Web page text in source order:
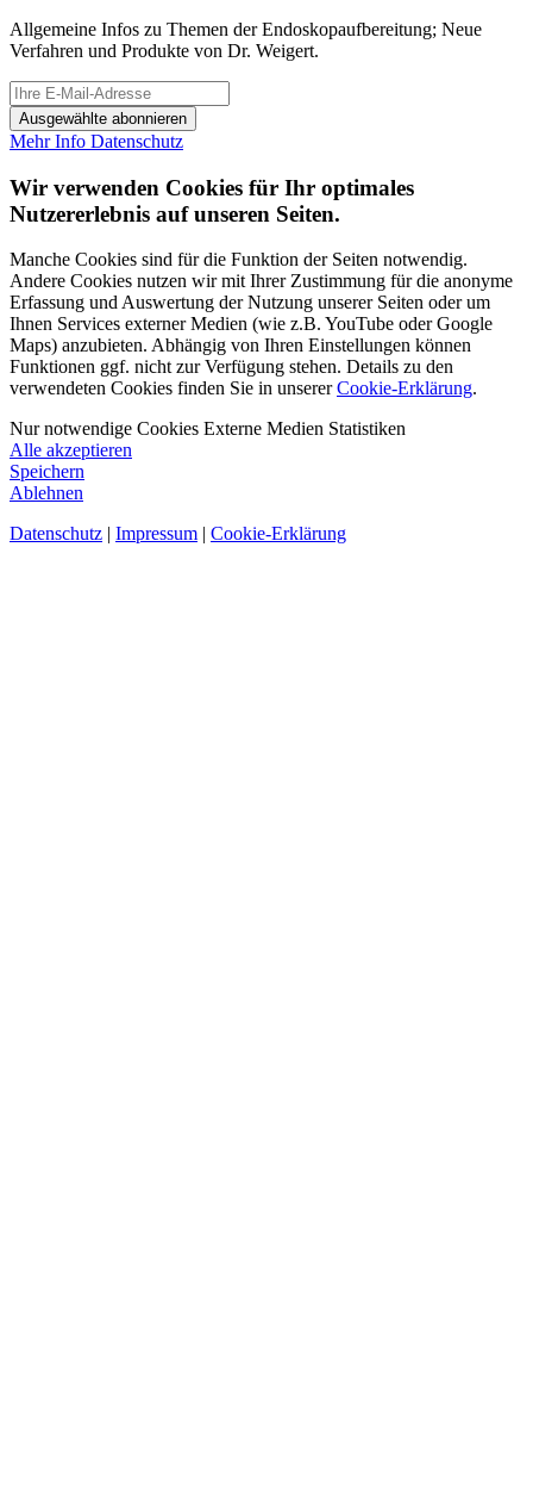
Allgemeine Infos zu Themen der Endoskopaufbereitung; Neue
Verfahren und Produkte von Dr. Weigert.
Ausgewählte abonnieren
Mehr Info Datenschutz
Wir verwenden Cookies für Ihr optimales
Nutzererlebnis auf unseren Seiten.
Manche Cookies sind für die Funktion der Seiten notwendig.
Andere Cookies nutzen wir mit Ihrer Zustimmung für die anonyme
Erfassung und Auswertung der Nutzung unserer Seiten oder um
Ihnen Services externer Medien (wie z.B. YouTube oder Google
Maps) anzubieten. Abhängig von Ihren Einstellungen können
Funktionen ggf. nicht zur Verfügung stehen. Details zu den
verwendeten Cookies finden Sie in unsererCookie-Erklärung.
Nur notwendige Cookies Externe Medien Statistiken
Alle akzeptieren
Speichern
Ablehnen
Datenschutz | Impressum | Cookie-Erklärung